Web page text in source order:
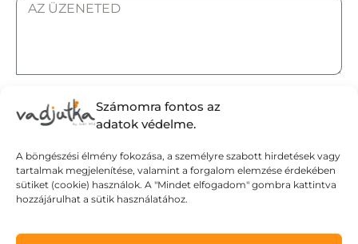
Számomra fontos az
adatok védelme.
A böngészési élmény fokozása, a személyre szabott hirdetések vagy
tartalmak megjelenítése, valamint a forgalom elemzése érdekében
sütiket (cookie) használok. A "Mindet elfogadom" gombra kattintva
hozzájárulhat a sütik használatához.
Elküldöm